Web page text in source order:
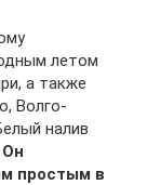
летом
а также
Волго-
налив
Он
простым в